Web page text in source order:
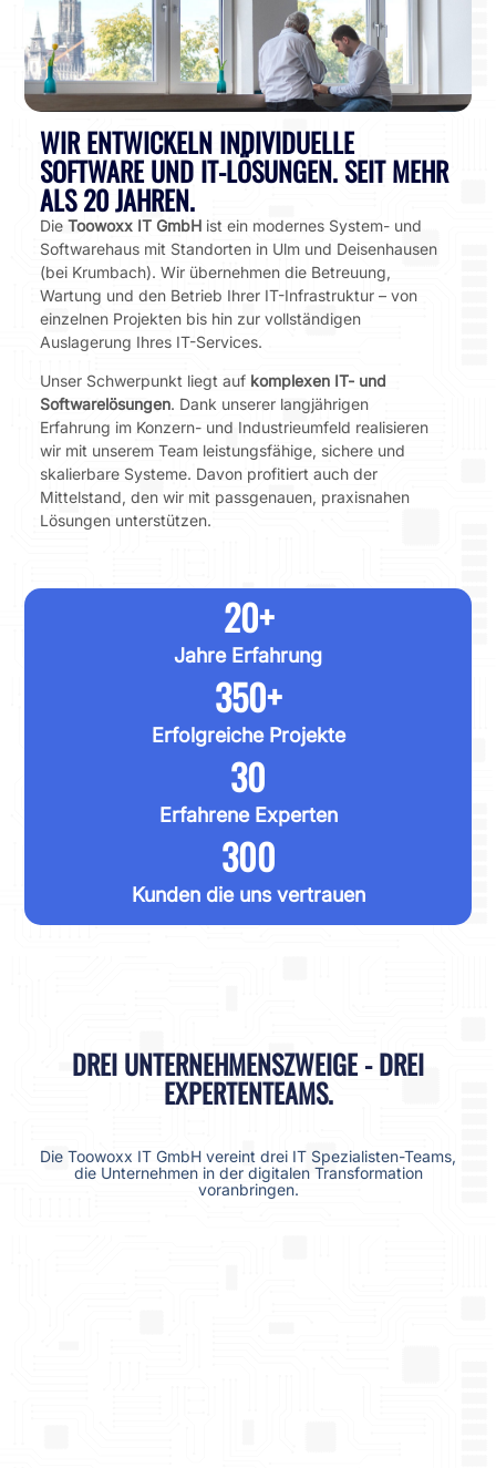
WIR ENTWICKELN INDIVIDUELLE
SOFTWARE UND IT-LÖSUNGEN. SEIT MEHR
ALS 20 JAHREN.
DieToowoxx IT GmbH ist ein modernes System- und
Softwarehaus mit Standorten in Ulm und Deisenhausen
(bei Krumbach). Wir übernehmen die Betreuung,
Wartung und den Betrieb Ihrer IT-Infrastruktur – von
einzelnen Projekten bis hin zur vollständigen
Auslagerung Ihres IT-Services.
Unser Schwerpunkt liegt auf komplexen IT- und
Softwarelösungen. Dank unserer langjährigen
Erfahrung im Konzern- und Industrieumfeld realisieren
wir mit unserem Team leistungsfähige, sichere und
skalierbare Systeme. Davon profitiert auch der
Mittelstand, den wir mit passgenauen, praxisnahen
Lösungen unterstützen.
20+
Jahre Erfahrung
350+
Erfolgreiche Projekte
30
Erfahrene Experten
300
Kunden die uns vertrauen
DREI UNTERNEHMENSZWEIGE - DREI
EXPERTENTEAMS.
Die Toowoxx IT GmbH vereint drei IT Spezialisten-Teams,
die Unternehmen in der digitalen Transformation
voranbringen.